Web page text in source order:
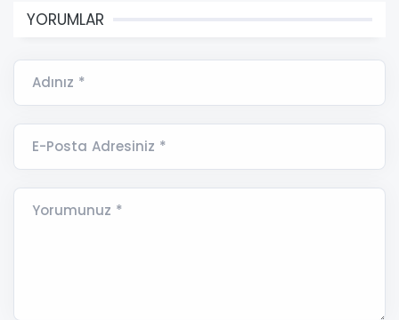
YORUMLAR
Adınız *
E-Posta Adresiniz *
Yorumunuz *